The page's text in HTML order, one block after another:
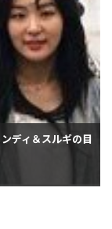
ディ＆スルギの目